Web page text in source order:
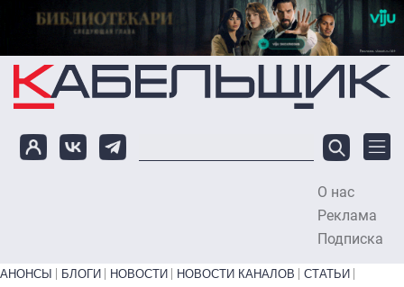
Перейти к основному содержанию
О нас
Реклама
Подписка
Primary links bottom
АНОНСЫ БЛОГИ НОВОСТИ НОВОСТИ КАНАЛОВ
СТАТЬИ